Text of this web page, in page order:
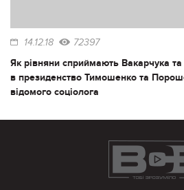
14.12.18 72397
Як рівняни сприймають Вакарчука та
в президенство Тимошенко та
відомого соціолога